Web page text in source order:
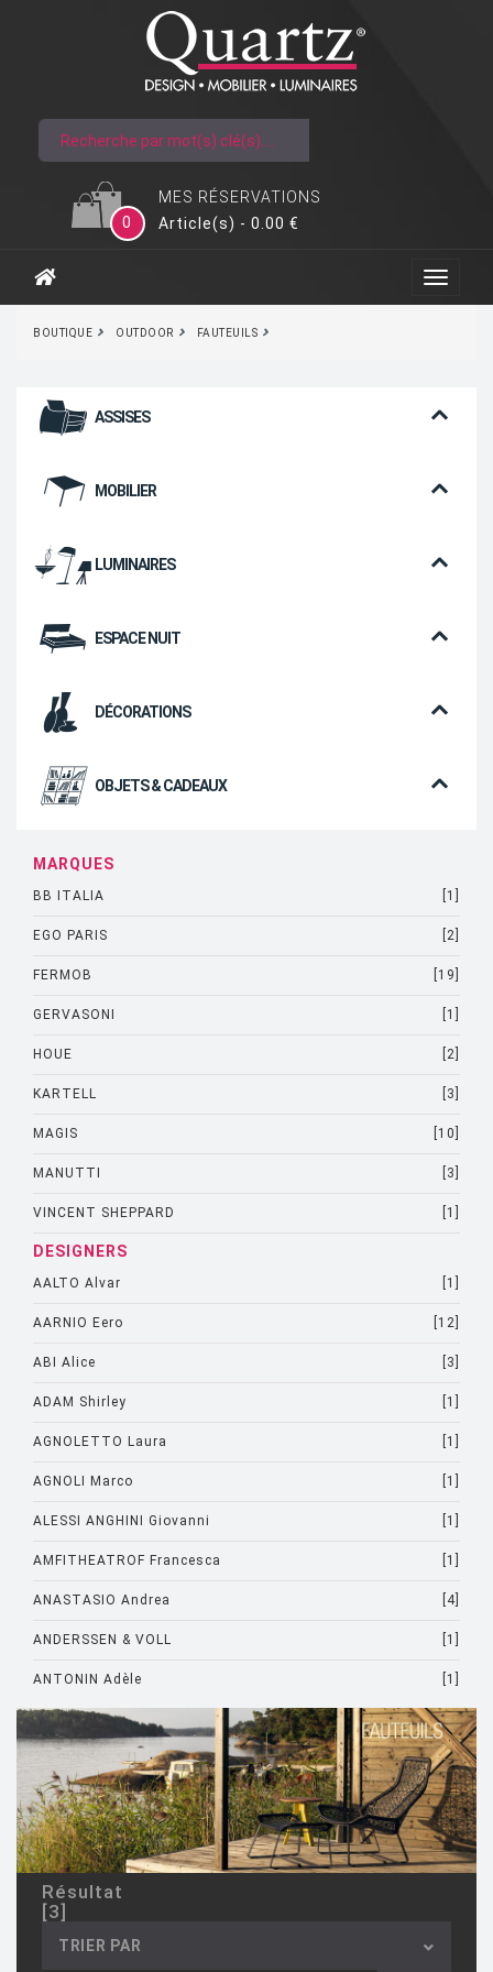
MES RÉSERVATIONS
0
Article(s) - 0.00 €
BOUTIQUE OUTDOOR FAUTEUILS
ASSISES
MOBILIER
LUMINAIRES
ESPACE NUIT
DÉCORATIONS
OBJETS & CADEAUX
MARQUES
BB ITALIA [1]
EGO PARIS [2]
FERMOB [19]
GERVASONI [1]
HOUE [2]
KARTELL [3]
MAGIS [10]
MANUTTI [3]
VINCENT SHEPPARD [1]
DESIGNERS
AALTO Alvar [1]
AARNIO Eero [12]
ABI Alice [3]
ADAM Shirley [1]
AGNOLETTO Laura [1]
AGNOLI Marco [1]
ALESSI ANGHINI Giovanni [1]
AMFITHEATROF Francesca [1]
ANASTASIO Andrea [4]
ANDERSSEN & VOLL [1]
ANTONIN Adèle [1]
ARAD Ron [10]
ARCHIRIVOLTO [1]
ASTI Sergio [1]
ASTORI Miki [1]
AULENTI Gae [4]
AULENTI GAE / CASTIGLIONI PIERO
Résultat
[3]
TRIER PAR